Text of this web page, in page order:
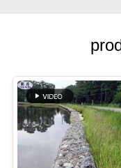
UN DEVIS
PLAN
DU
SITE